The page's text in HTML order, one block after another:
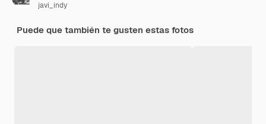
javi_indy
Puede que también te gusten estas fotos